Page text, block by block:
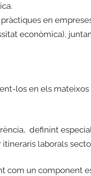
en
econòmica),
los en els
definint
laborals
com un component